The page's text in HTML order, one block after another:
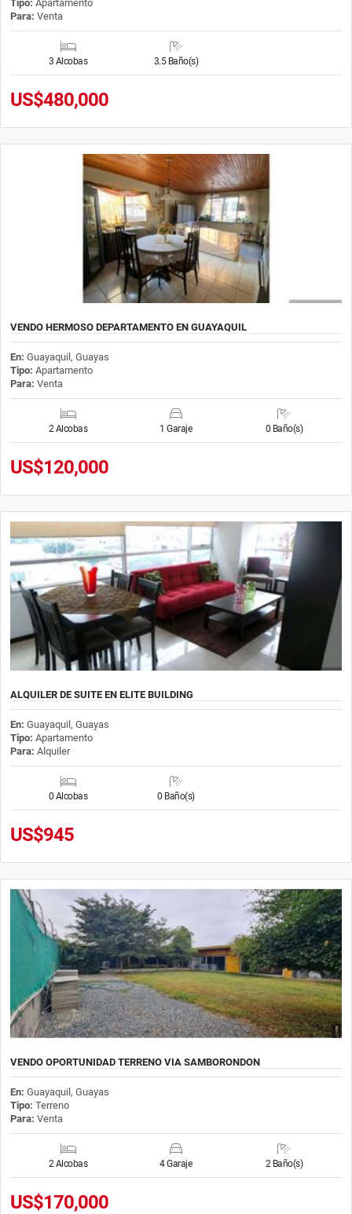
Tipo: Apartamento
Para: Venta
3 Alcobas 3.5 Baño(s)
US$480,000
VENDO HERMOSO DEPARTAMENTO EN GUAYAQUIL
En: Guayaquil, Guayas
Tipo: Apartamento
Para: Venta
2 Alcobas 1 Garaje 0 Baño(s)
US$120,000
ALQUILER DE SUITE EN ELITE BUILDING
En: Guayaquil, Guayas
Tipo: Apartamento
Para: Alquiler
0 Alcobas 0 Baño(s)
US$945
VENDO OPORTUNIDAD TERRENO VIA SAMBORONDON
En: Guayaquil, Guayas
Tipo: Terreno
Para: Venta
2 Alcobas 4 Garaje 2 Baño(s)
US$170,000